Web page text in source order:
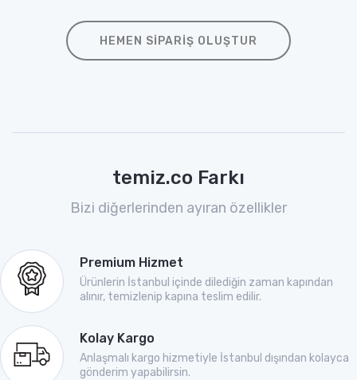
HEMEN SIPARIŞ OLUŞTUR
temiz.co Farkı
Bizi diğerlerinden ayıran özellikler
Premium Hizmet
Ürünlerin İstanbul içinde dilediğin zaman kapından
alınır, temizlenip kapına teslim edilir.
Kolay Kargo
Anlaşmalı kargo hizmetiyle İstanbul dışından kolayca
gönderim yapabilirsin.